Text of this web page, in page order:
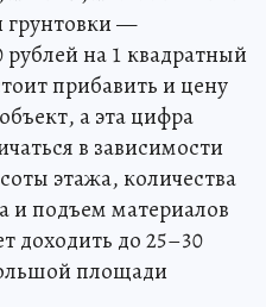
грунтовки —
рублей на 1 квадратный
прибавить и цену
а эта цифра
в зависимости
этажа, количества
и подъем материалов
доходить до 25–30
площади